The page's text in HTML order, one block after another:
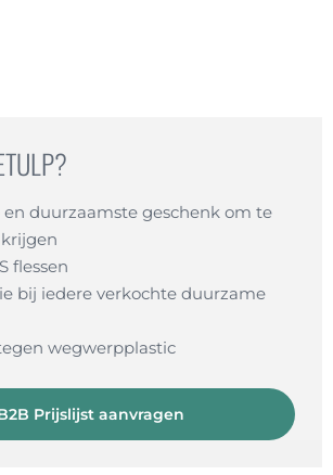
duurzaamste geschenk om te
flessen
bij iedere verkochte duurzame
wegwerpplastic
Prijslijst aanvragen